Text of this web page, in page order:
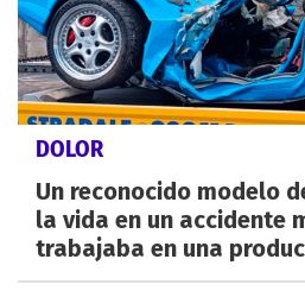
DOLOR
Un reconocido modelo
la vida en un accidente
trabajaba en una